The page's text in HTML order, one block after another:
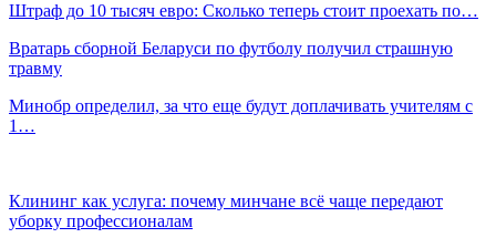
Штраф до 10 тысяч евро: Сколько теперь стоит проехать по…
Вратарь сборной Беларуси по футболу получил страшную
травму
Минобр определил, за что еще будут доплачивать учителям с
1…
Клининг как услуга: почему минчане всё чаще передают
уборку профессионалам